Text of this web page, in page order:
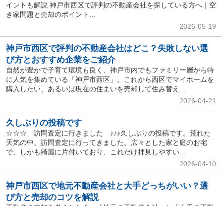
イントも解説 神戸市西区で評判の不動産会社を探している方へ｜空
き家問題と売却のポイント...
2026-05-19
神戸市西区で評判の不動産会社はどこ？失敗しない選
び方とおすすめ企業をご紹介
自然が豊かで子育て環境も良く、神戸市内でもファミリー層から特
に人気を集めている「神戸市西区」。これから西区でマイホームを
購入したい、あるいは現在の住まいを売却して住み替え...
2026-04-21
久しぶりの投稿です
☆☆☆ 訪問査定に行きました ♪♪♪久しぶりの投稿です。荒れた
天気の中、訪問査定に行ってきました。広々とした家と庭のお宅
で、しかも綺麗に片付いており、これだけ拝見しやすい...
2026-04-10
神戸市西区で地元不動産会社と大手どっちがいい？選
び方と売却のコツを解説